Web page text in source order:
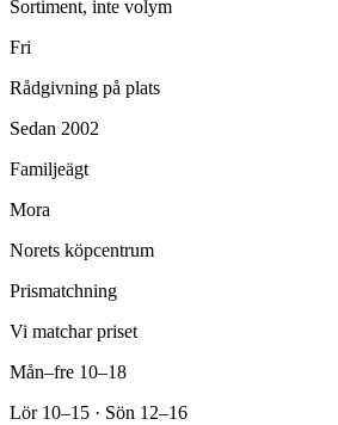
Sortiment, inte volym
Fri
Rådgivning på plats
Sedan 2002
Familjeägt
Mora
Norets köpcentrum
Prismatchning
Vi matchar priset
Mån–fre 10–18
Lör 10–15 · Sön 12–16